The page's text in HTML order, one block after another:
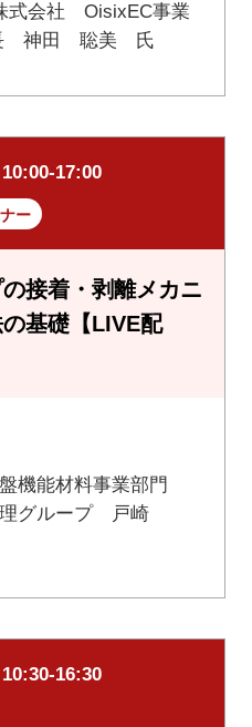
式会社 OisixEC事業
神田 聡美 氏
17:00
ー
接着・剥離メカニ
基礎【LIVE配
機能材料事業部門
グループ 戸崎
16:30